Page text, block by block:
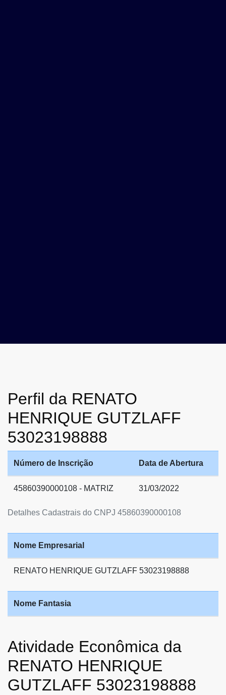
Perfil da RENATO
HENRIQUE GUTZLAFF
53023198888
Detalhes Cadastrais do CNPJ 45860390000108
Número de Inscrição Data de Abertura
45860390000108 - MATRIZ 31/03/2022
Nome Empresarial
RENATO HENRIQUE GUTZLAFF 53023198888
Nome Fantasia
Atividade Econômica da
RENATO HENRIQUE
GUTZLAFF 53023198888